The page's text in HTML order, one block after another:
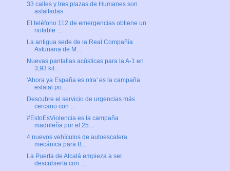
33 calles y tres plazas de Humanes son
asfaltadas
El teléfono 112 de emergencias obtiene un
notable ...
La antigua sede de la Real Compañía
Asturiana de M...
Nuevas pantallas acústicas para la A-1 en
3,93 kil...
'Ahora ya España es otra' es la campaña
estatal po...
Descubre el servicio de urgencias más
cercano con ...
#EstoEsViolencia es la campaña
madrileña por el 25...
4 nuevos vehículos de autoescalera
mecánica para B...
La Puerta de Alcalá empieza a ser
descubierta con ...